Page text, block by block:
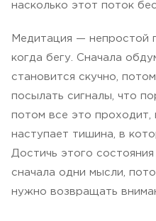
насколько этот поток
Медитация — непростой
когда бегу. Сначала
становится скучно,
посылать сигналы, что
потом все это проходит,
наступает тишина, в
Достичь этого
сначала одни мысли,
нужно возвращать